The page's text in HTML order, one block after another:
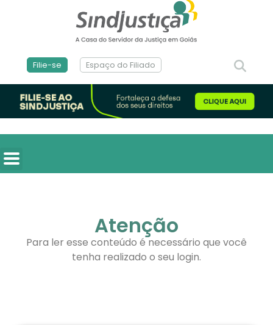
Filie-se Espaço do Filiado
Atenção
Para ler esse conteúdo é necessário que você
tenha realizado o seu login.